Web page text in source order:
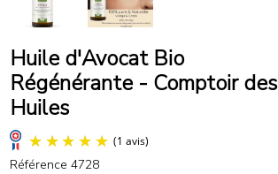
Huile d'Avocat Bio
Régénérante - Comptoir des
Huiles
Référence 4728